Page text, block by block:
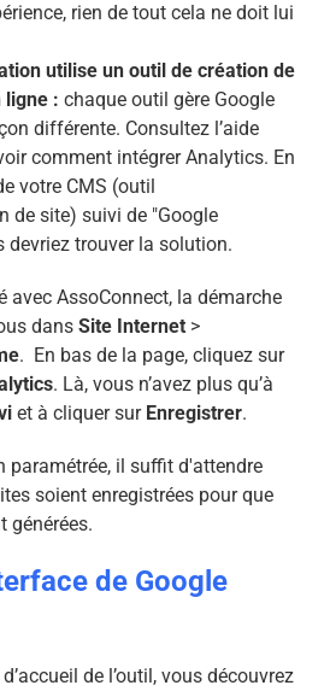
rien de tout cela ne doit lui
utilise un outil de création de
ligne : chaque outil gère Google
différente. Consultez l’aide
comment intégrer Analytics. En
votre CMS (outil
de site) suivi de "Google
devriez trouver la solution.
avec AssoConnect, la démarche
dans Site Internet>
. En bas de la page, cliquez sur
. Là, vous n’avez plus qu’à
et à cliquer sur Enregistrer.
paramétrée, il suffit d'attendre
soient enregistrées pour que
générées.
de Google
de l’outil, vous découvrez